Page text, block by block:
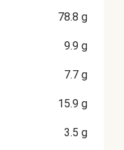
78.8 g
9.9 g
7.7 g
15.9 g
3.5 g